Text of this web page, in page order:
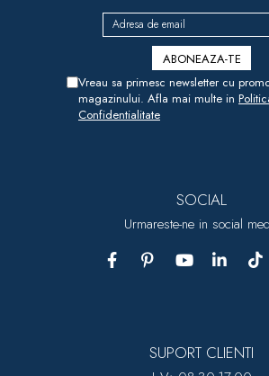
Vreau sa primesc newsletter cu
magazinului. Afla mai multe in
Confidentialitate
SOCIAL
Urmareste-ne in social
SUPORT CLIENTI